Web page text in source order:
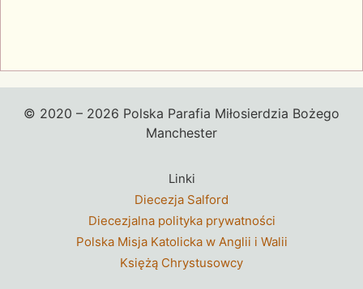
© 2020 – 2026 Polska Parafia Miłosierdzia Bożego
Manchester
Linki
Diecezja Salford
Diecezjalna polityka prywatności
Polska Misja Katolicka w Anglii i Walii
Księżą Chrystusowcy